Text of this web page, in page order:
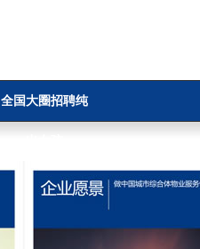
全国大圈招聘纯